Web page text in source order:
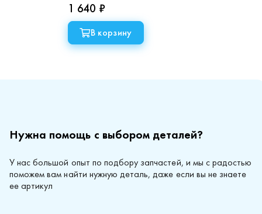
1 640 ₽
В корзину
Нужна помощь с выбором деталей?
У нас большой опыт по подбору запчастей, и мы с радостью
поможем вам найти нужную деталь, даже если вы не знаете
ее артикул